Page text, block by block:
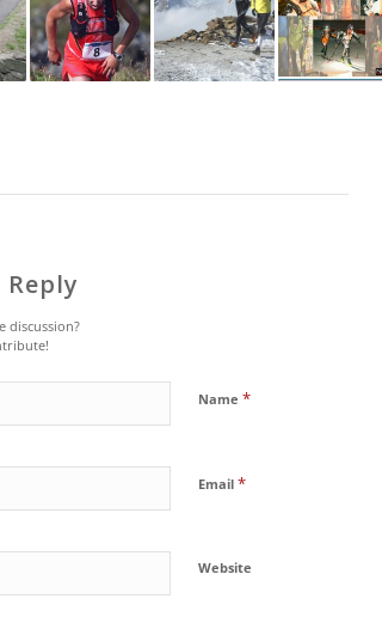
Reply
discussion?
Name *
Email *
Website